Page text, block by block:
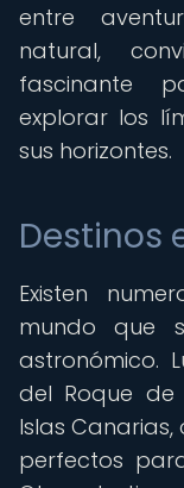
entre
natural,
fascinante
explorar los
sus horizontes.
Destinos
Existen
mundo que
astronómico.
del Roque de
Islas
perfectos